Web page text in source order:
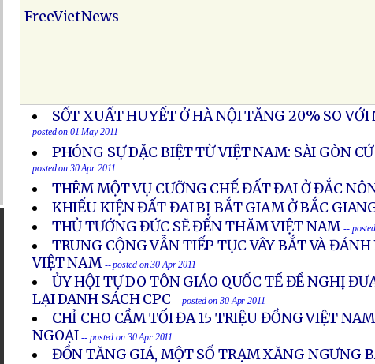
FreeVietNews
SỐT XUẤT HUYẾT Ở HÀ NỘI TĂNG 20% SO
posted on 01 May 2011
PHÓNG SỰ ÐẶC BIỆT TỪ VIỆT NAM: SÀI GÒN
posted on 30 Apr 2011
THÊM MỘT VỤ CƯỠNG CHẾ ĐẤT ĐAI Ở ĐẮC
KHIẾU KIỆN ĐẤT ĐAI BỊ BẮT GIAM Ở BẮC
THỦ TƯỚNG ĐỨC SẼ ĐẾN THĂM VIỆT NAM --
TRUNG CỘNG VẪN TIẾP TỤC VÂY BẮT VÀ ĐÁNH
VIỆT NAM -- posted on 30 Apr 2011
ỦY HỘI TỰ DO TÔN GIÁO QUỐC TẾ ĐỀ NGHỊ
LẠI DANH SÁCH CPC -- posted on 30 Apr 2011
CHỈ CHO CẦM TỐI ĐA 15 TRIỆU ĐỒNG VIỆT
NGOẠI -- posted on 30 Apr 2011
ĐỒN TĂNG GIÁ, MỘT SỐ TRẠM XĂNG NGƯNG